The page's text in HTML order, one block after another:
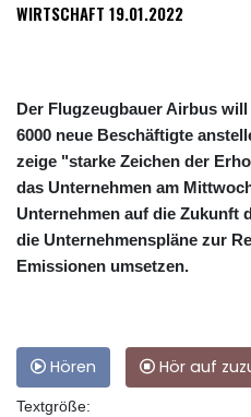
WIRTSCHAFT 19.01.2022
Der Flugzeugbauer Airbus
6000 neue Beschäftigte
zeige "starke Zeichen der
das Unternehmen am
Unternehmen auf die Zukunft
die Unternehmenspläne zur
Emissionen umsetzen.
Hören Hör auf
Textgröße: